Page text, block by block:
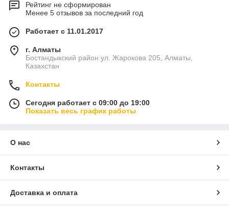
Рейтинг не сформирован
Менее 5 отзывов за последний год
Работает с 11.01.2017
г. Алматы
Бостандыкский район ул. Жарокова 205, Алматы,
Казахстан
Контакты
Сегодня работает с 09:00 до 19:00
Показать весь график работы
О нас
Контакты
Доставка и оплата